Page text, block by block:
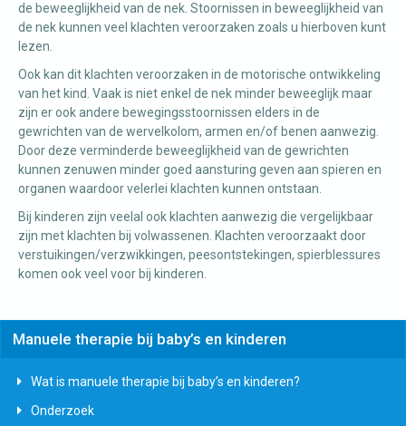
de beweeglijkheid van de nek. Stoornissen in beweeglijkheid van
de nek kunnen veel klachten veroorzaken zoals u hierboven kunt
lezen.
Ook kan dit klachten veroorzaken in de motorische ontwikkeling
van het kind. Vaak is niet enkel de nek minder beweeglijk maar
zijn er ook andere bewegingsstoornissen elders in de
gewrichten van de wervelkolom, armen en/of benen aanwezig.
Door deze verminderde beweeglijkheid van de gewrichten
kunnen zenuwen minder goed aansturing geven aan spieren en
organen waardoor velerlei klachten kunnen ontstaan.
Bij kinderen zijn veelal ook klachten aanwezig die vergelijkbaar
zijn met klachten bij volwassenen. Klachten veroorzaakt door
verstuikingen/verzwikkingen, peesontstekingen, spierblessures
komen ook veel voor bij kinderen.
Manuele therapie bij baby’s en kinderen
Wat is manuele therapie bij baby’s en kinderen?
Onderzoek